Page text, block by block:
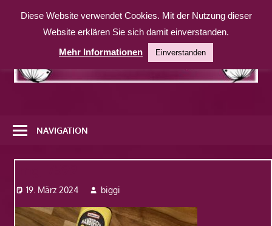
Inhalt
weitere
Website
NAVIGATION
19. März 2024 biggi
Diese Website verwendet Cookies. Mit der Nutzung dieser
Website erklären Sie sich damit einverstanden.
Mehr Informationen
Einverstanden